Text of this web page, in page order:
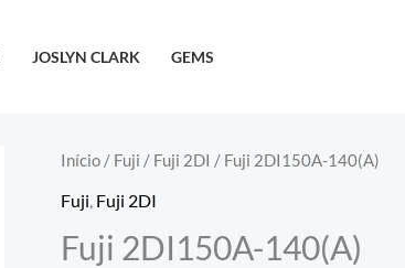
JOSLYN CLARK GEMS
Início/ Fuji / Fuji 2DI / Fuji 2DI150A-140(A)
Fuji Fuji 2DI
Fuji 2DI150A-140(A)